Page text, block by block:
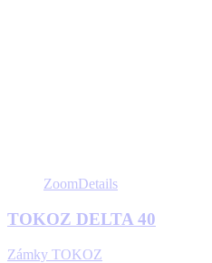
ZoomDetails
TOKOZ DELTA 40
Zámky TOKOZ